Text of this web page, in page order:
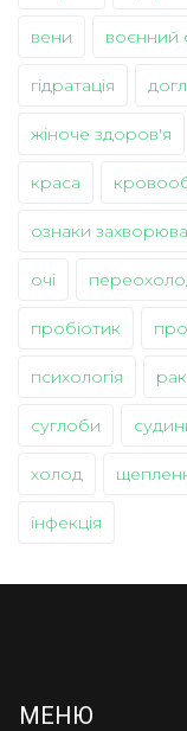
вени воєнний
гідратація
жіноче здоров'я
краса
ознаки
очі
пробіотик
психологія рак
суглоби
холод
інфекція
МЕНЮ